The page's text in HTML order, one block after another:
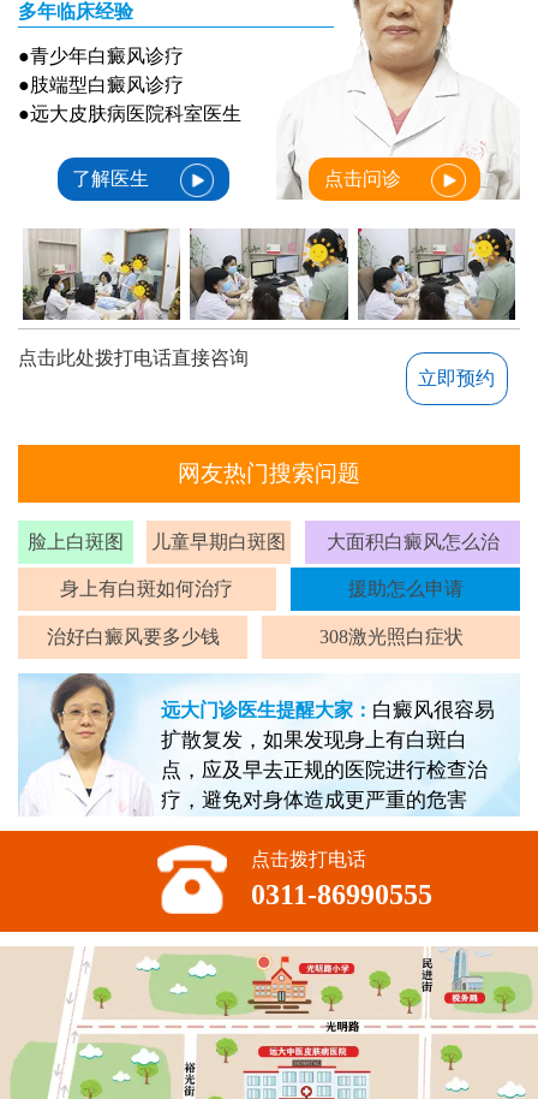
多年临床经验
●青少年白癜风诊疗
●肢端型白癜风诊疗
●远大皮肤病医院科室医生
了解医生 点击问诊
点击此处拨打电话直接咨询
立即预约
网友热门搜索问题
脸上白斑图 儿童早期白斑图 大面积白癜风怎么治
身上有白斑如何治疗 援助怎么申请
治好白癜风要多少钱 308激光照白症状
远大门诊医生提醒大家： 白癜风很容易
扩散复发，如果发现身上有白斑白
点，应及早去正规的医院进行检查治
疗，避免对身体造成更严重的危害
点击拨打电话
0311-86990555